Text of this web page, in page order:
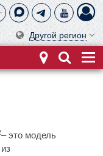
Другой регион
– это модель